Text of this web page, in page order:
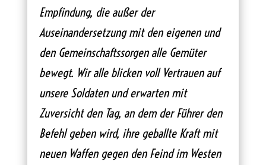
Empfindung, die außer der
Auseinandersetzung mit den eigenen und
den Gemeinschaftssorgen alle Gemüter
bewegt. Wir alle blicken voll Vertrauen auf
unsere Soldaten und erwarten mit
Zuversicht den Tag, an dem der Führer den
Befehl geben wird, ihre geballte Kraft mit
neuen Waffen gegen den Feind im Westen